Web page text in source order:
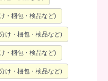
・梱包・検品など)
け・梱包・検品など)
・梱包・検品など)
け・梱包・検品など)